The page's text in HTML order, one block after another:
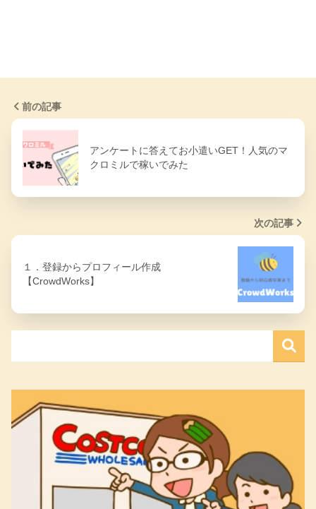
前の記事
アンケートに答えてお小遣いGET！人気のマ
クロミルで稼いでみた
次の記事
１．登録からプロフィール作成
【CrowdWorks】